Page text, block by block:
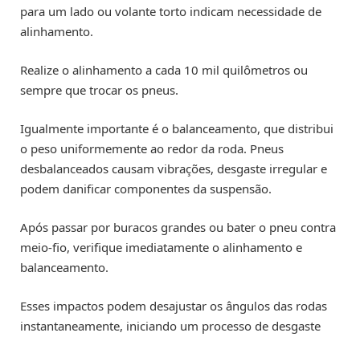
para um lado ou volante torto indicam necessidade de
alinhamento.
Realize o alinhamento a cada 10 mil quilômetros ou
sempre que trocar os pneus.
Igualmente importante é o balanceamento, que distribui
o peso uniformemente ao redor da roda. Pneus
desbalanceados causam vibrações, desgaste irregular e
podem danificar componentes da suspensão.
Após passar por buracos grandes ou bater o pneu contra
meio-fio, verifique imediatamente o alinhamento e
balanceamento.
Esses impactos podem desajustar os ângulos das rodas
instantaneamente, iniciando um processo de desgaste